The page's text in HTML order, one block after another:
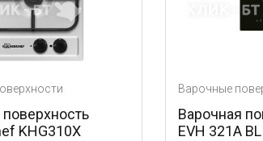
Варочные поверхности
Варочная поверхность